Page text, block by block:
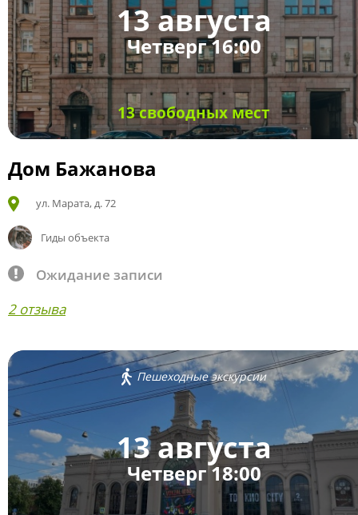
13 августа
Четверг 16:00
13 свободных мест
Дом Бажанова
ул. Марата, д. 72
Гиды объекта
Ожидание записи
2 отзыва
Пешеходные экскурсии
13 августа
Четверг 18:00